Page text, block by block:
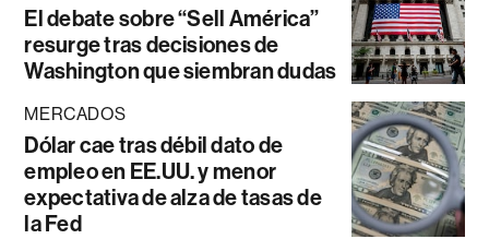
El debate sobre “Sell América”
resurge tras decisiones de
Washington que siembran dudas
MERCADOS
Dólar cae tras débil dato de
empleo en EE.UU. y menor
expectativa de alza de tasas de
la Fed